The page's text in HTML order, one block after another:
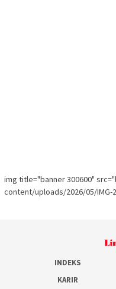
img title="banner 300600"
content/uploads/2026/05/IMG-
INDEKS
KARIR